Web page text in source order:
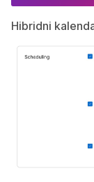
Hibridni